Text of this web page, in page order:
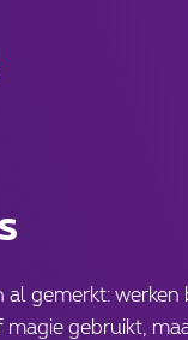
al gemerkt:
gebruikt,